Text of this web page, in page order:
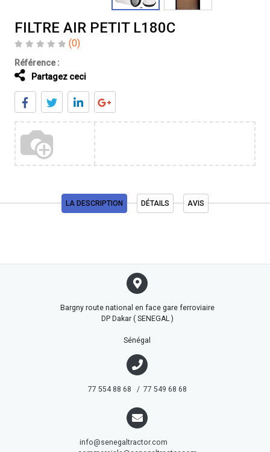
FILTRE AIR PETIT L180C
(0)
Référence :
Partagez ceci
LA DESCRIPTION DÉTAILS AVIS
Bargny route national en face gare ferroviaire
DP Dakar ( SENEGAL )
Sénégal
77 554 88 68 / 77 549 68 68
info@senegaltractor.com